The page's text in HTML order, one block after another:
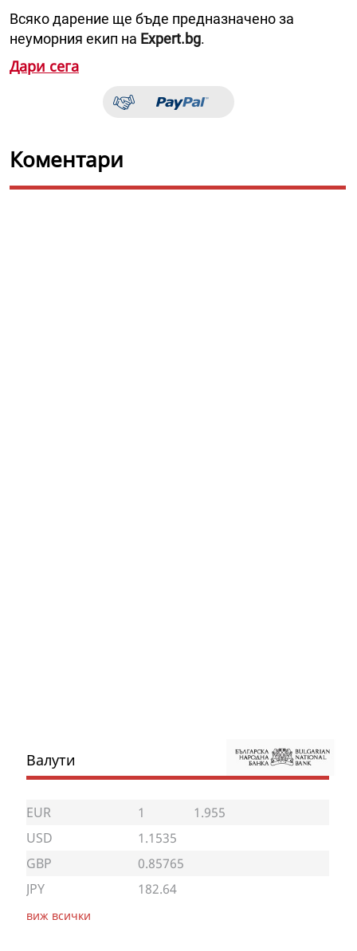
Всяко дарение ще бъде предназначено за
неуморния екип на Expert.bg.
Дари сега
Коментари
Валути
EUR 1
1.955
USD
1.1535
GBP
0.85765
JPY
182.64
виж всички